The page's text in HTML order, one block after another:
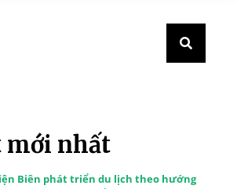
mới nhất
Biên phát triển du lịch theo hướng